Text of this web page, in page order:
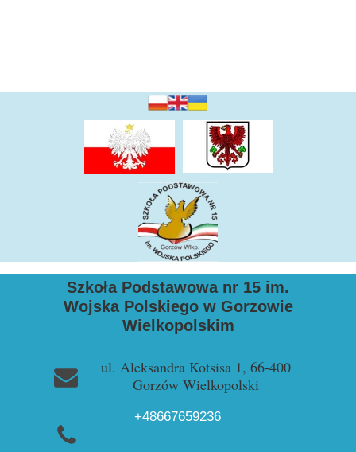
Szkoła Podstawowa nr 15 im.
Wojska Polskiego w Gorzowie
Wielkopolskim
ul. Aleksandra Kotsisa 1, 66-400
Gorzów Wielkopolski
+48667659236
+48957228729